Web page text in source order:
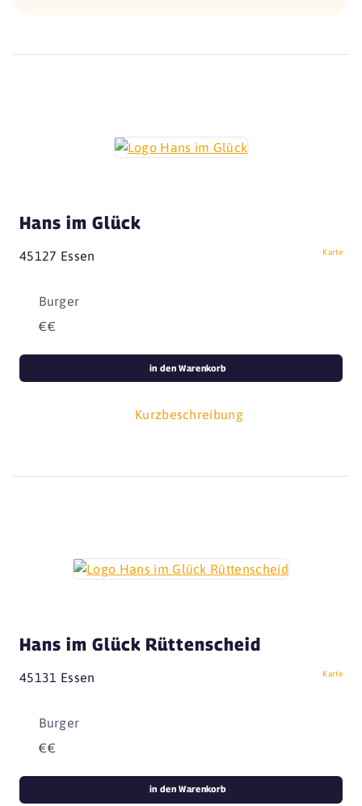
Hans im Glück
45127 Essen Karte
Burger
€€
Kurzbeschreibung
in den Warenkorb
Hans im Glück Rüttenscheid
45131 Essen Karte
Burger
€€
in den Warenkorb